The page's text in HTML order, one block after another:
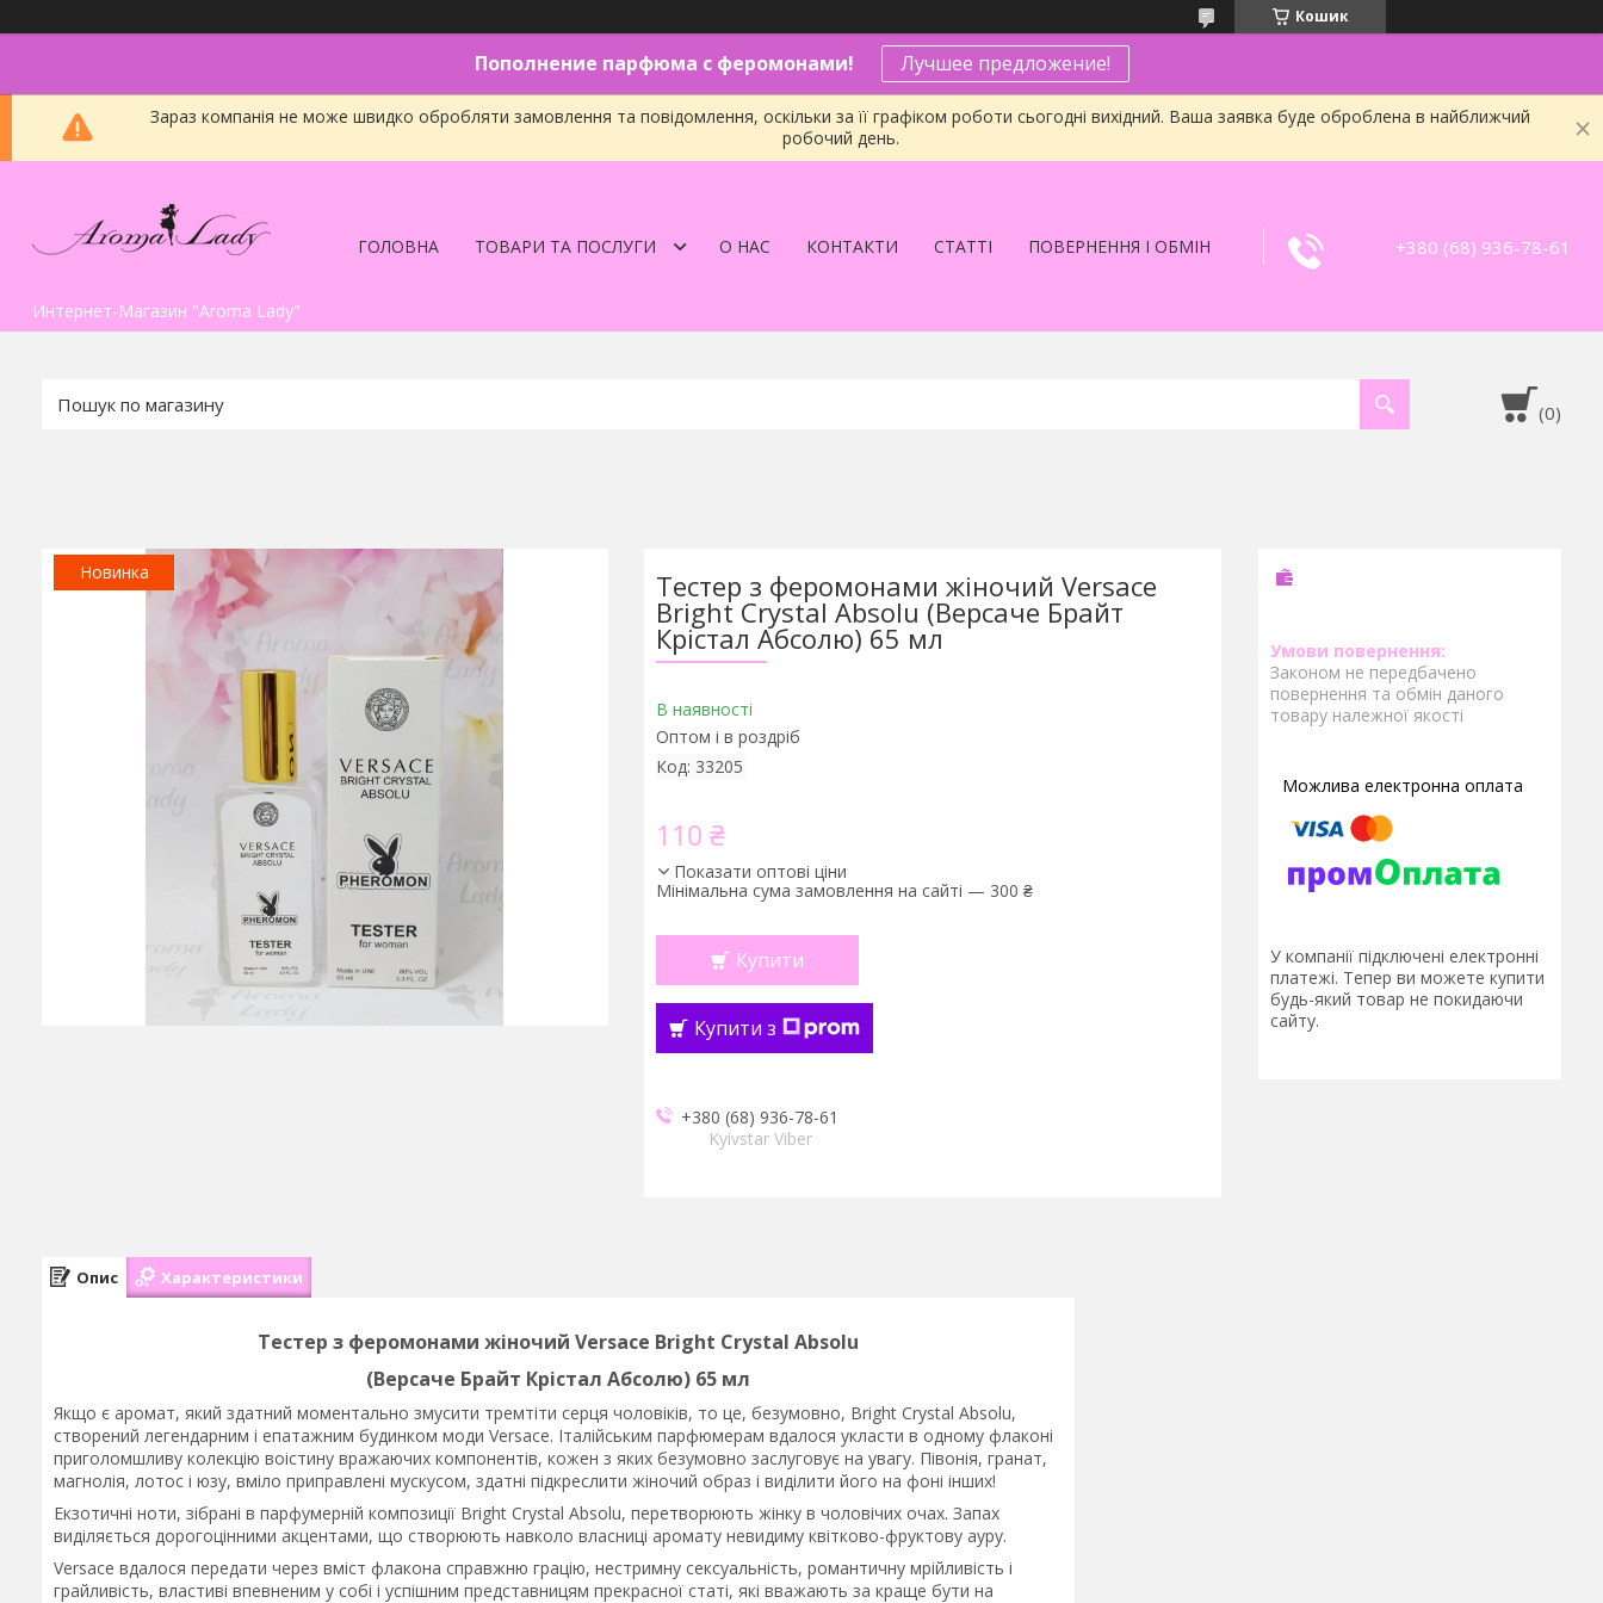
Кошик
Пополнение парфюма с феромонами! Лучшее предложение!
Зараз компанія не може швидко обробляти замовлення та повідомлення, оскільки за її графіком роботи сьогодні вихідний. Ваша заявка буде оброблена в найближчий
робочий день.
Интернет-Магазин "Aroma Lady"
ГОЛОВНА ТОВАРИ ТА ПОСЛУГИ О НАС КОНТАКТИ СТАТТІ ПОВЕРНЕННЯ І ОБМІН +380 (68) 936-78-61
Новинка Тестер з феромонами жіночий Versace
Bright Crystal Absolu (Версаче Брайт
Крістал Абсолю) 65 мл
В наявності
Оптом і в роздріб
Код: 33205
110 ₴
Показати оптові ціни
Мінімальна сума замовлення на сайті — 300 ₴
Купити
Купити з
+380 (68) 936-78-61
Kyivstar Viber
Законом не передбачено
повернення та обмін даного
товару належної якості
У компанії підключені електронні
платежі. Тепер ви можете купити
будь-який товар не покидаючи
сайту.
Опис Характеристики
Тестер з феромонами жіночийVersace Bright Crystal Absolu
(Версаче Брайт Крістал Абсолю) 65 мл
Якщо є аромат, який здатний моментально змусити тремтіти серця чоловіків, то це, безумовно, Bright Crystal Absolu,
створений легендарним і епатажним будинком моди Versace. Італійським парфюмерам вдалося укласти в одному флаконі
приголомшливу колекцію воістину вражаючих компонентів, кожен з яких безумовно заслуговує на увагу. Півонія, гранат,
магнолія, лотос і юзу, вміло приправлені мускусом, здатні підкреслити жіночий образ і виділити його на фоні інших!
Екзотичні ноти, зібрані в парфумерній композиції Bright Crystal Absolu, перетворюють жінку в чоловічих очах. Запах
виділяється дорогоцінними акцентами, що створюють навколо власниці аромату невидиму квітково-фруктову ауру.
Versace вдалося передати через вміст флакона справжню грацію, нестримну сексуальність, романтичну мрійливість і
грайливість, властиві впевненим у собі і успішним представницям прекрасної статі, які вважають за краще бути на